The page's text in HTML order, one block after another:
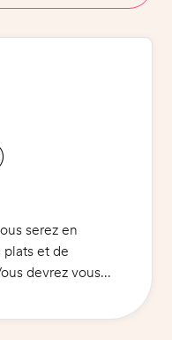
serez en
plats et de
devrez vous
porter une tenue